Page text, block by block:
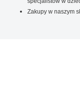
Zakupy w naszym